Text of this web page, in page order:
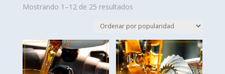
Mostrando 1–12 de 25 resultadosSorted
popularity